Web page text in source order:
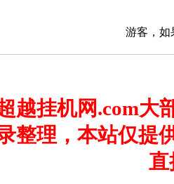
游客，如
越挂机网.com大
整理，本站仅提
直